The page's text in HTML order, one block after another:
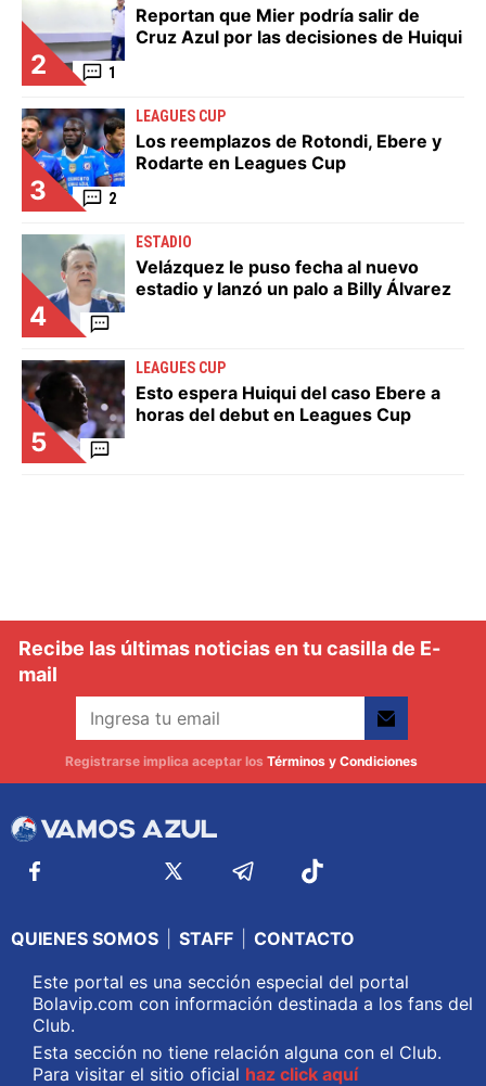
2 1
Reportan que Mier podría salir de
Cruz Azul por las decisiones de Huiqui
3 2
LEAGUES CUP
Los reemplazos de Rotondi, Ebere y
Rodarte en Leagues Cup
4
ESTADIO
Velázquez le puso fecha al nuevo
estadio y lanzó un palo a Billy Álvarez
5
LEAGUES CUP
Esto espera Huiqui del caso Ebere a
horas del debut en Leagues Cup
Recibe las últimas noticias en tu casilla de E-
mail
Registrarse implica aceptar los Términos y Condiciones
QUIENES SOMOS STAFF
CONTACTO
Este portal es una sección especial del portal
Bolavip.com con información destinada a los fans del
Club.
Esta sección no tiene relación alguna con el Club.
Para visitar el sitio oficial haz click aquí